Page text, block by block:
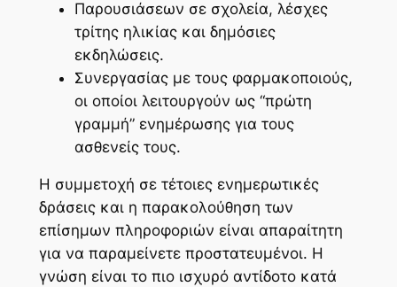
Παρουσιάσεων σε σχολεία, λέσχες
τρίτης ηλικίας και δημόσιες
εκδηλώσεις.
Συνεργασίας με τους φαρμακοποιούς,
οι οποίοι λειτουργούν ως “πρώτη
γραμμή” ενημέρωσης για τους
ασθενείς τους.
Η συμμετοχή σε τέτοιες ενημερωτικές
δράσεις και η παρακολούθηση των
επίσημων πληροφοριών είναι απαραίτητη
για να παραμείνετε προστατευμένοι. Η
γνώση είναι το πιο ισχυρό αντίδοτο κατά